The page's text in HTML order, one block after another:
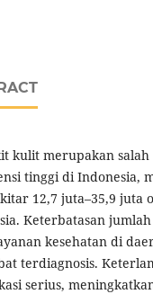
kulit merupakan salah
tinggi di Indonesia,
12,7 juta–35,9
Keterbatasan
kesehatan di
terdiagnosis.
serius,